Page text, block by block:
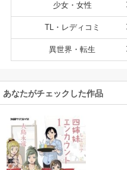
少女・女性
TL・レディコミ
異世界・転生
あなたがチェックした作品